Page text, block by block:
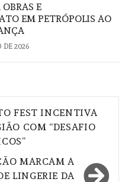
E
EM PETRÓPOLIS AO
DE 2026
FEST INCENTIVA
COM “DESAFIO
MARCAM A
LINGERIE DA